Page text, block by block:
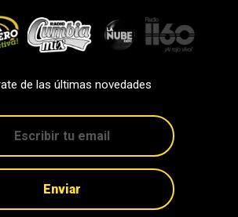
de las últimas novedades
Enviar